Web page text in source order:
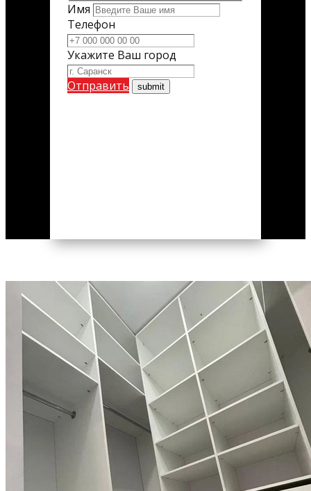
Имя
Телефон
Укажите Ваш город
Отправить